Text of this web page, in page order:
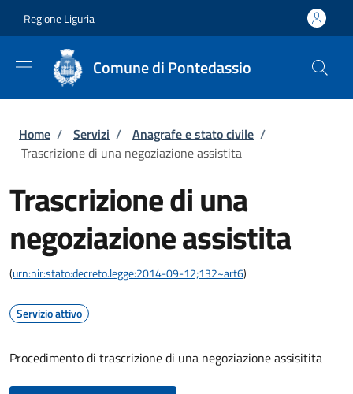
Regione Liguria
Comune di Pontedassio
Briciole di pane
Home / Servizi / Anagrafe e stato civile /
Trascrizione di una negoziazione assistita
Trascrizione di una
negoziazione assistita
(urn:nir:stato:decreto.legge:2014-09-12;132~art6)
Servizio attivo
Procedimento di trascrizione di una negoziazione assisitita